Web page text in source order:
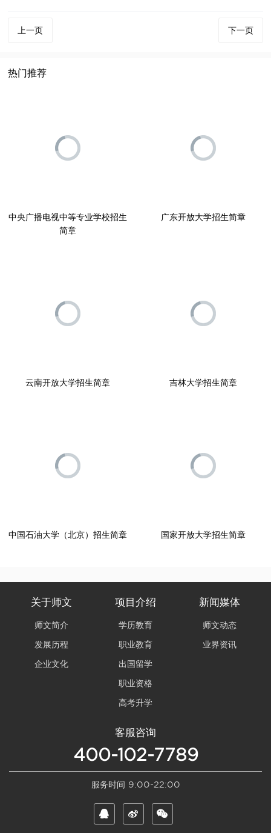
上一页 下一页
热门推荐
中央广播电视中等专业学校招生
简章
云南开放大学招生简章 吉林大学招生简章
中国石油大学（北京）招生简章 国家开放大学招生简章
关于师文
师文简介
发展历程
企业文化
项目介绍
学历教育
职业教育
出国留学
职业资格
高考升学
新闻媒体
师文动态
业界资讯
客服咨询
400-102-7789
服务时间 9:00-22:00